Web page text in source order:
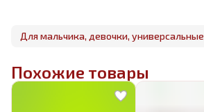
Для мальчика, девочки, универсальные
Похожие товары